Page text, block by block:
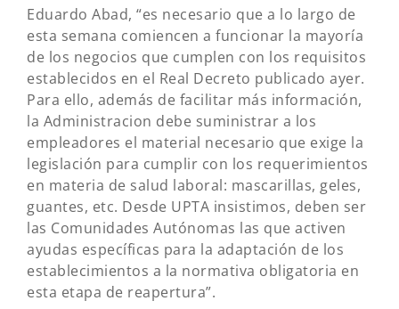
Eduardo Abad, “es necesario que a lo largo de
esta semana comiencen a funcionar la mayoría
de los negocios que cumplen con los requisitos
establecidos en el Real Decreto publicado ayer.
Para ello, además de facilitar más información,
la Administracion debe suministrar a los
empleadores el material necesario que exige la
legislación para cumplir con los requerimientos
en materia de salud laboral: mascarillas, geles,
guantes, etc. Desde UPTA insistimos, deben ser
las Comunidades Autónomas las que activen
ayudas específicas para la adaptación de los
establecimientos a la normativa obligatoria en
esta etapa de reapertura”.